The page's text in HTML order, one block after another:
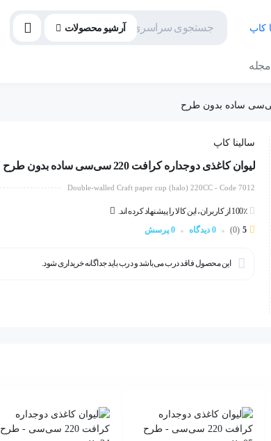
آرشیو محصولات
مجله
سالینا کاپ
لیوان کاغذی دوجداره کرافت 220 سی‌سی ساده بدون طرح
Double-walled Craft paper cup (halo) 220CC - Code 7012
100٪ از کاربران، این کالا را پیشنهاد کرده اند.
5
(0) 0 دیدگاه 0 پرسش
این محصول فاقد درب می‌باشد و درب باید جداگانه خریداری شود.